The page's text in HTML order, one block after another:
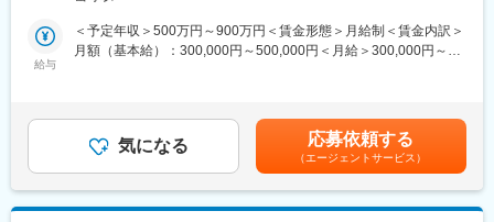
ト、本社工場での製品開発・改良、サービス体制の仕組み作りな
ど積極的なキャリア構築が可能です。
当社のフィールドサイエンティスト職として、下記業務をお任せ
いたします。
・当社検査機器の設置時のアプリケーションセットアップ業務
けの勉強会の実施等を含む）
・機器 / 試薬販売における営業（D M R）へのサポート業務
※サイエンティストには営業ノルマはございません
給与
＜予定年収＞500万円～900万円＜賃金形態＞月給制＜賃金内訳＞
月額（基本給）：300,000円～500,000円＜月給＞300,000円～
諸手当）・600万円／29歳（月給35万円＋賞与＋諸手当）賃金は
あくまでも目安の金額であり、選考を通じて上下する可能性があ
ります。月給(月額)は固定手当を含めた表記です。
気になる 応募依頼する
（エージェントサービス）